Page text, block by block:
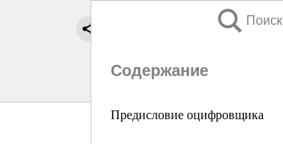
Поиск
Содержание
Предисловие оцифровщика